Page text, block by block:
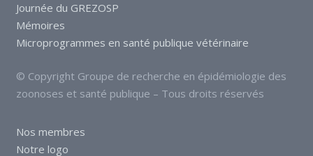
Journée du GREZOSP
Mémoires
Microprogrammes en santé publique vétérinaire
© Copyright Groupe de recherche en épidémiologie des
zoonoses et santé publique – Tous droits réservés
Nos membres
Notre logo